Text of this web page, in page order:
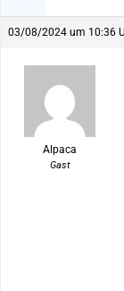
03/08/2024 um 10:36
Alpaca
Gast